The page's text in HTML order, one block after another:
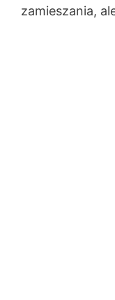
zamieszania,